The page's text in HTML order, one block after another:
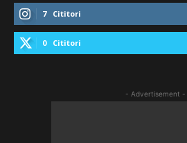
7 Cititori
0 Cititori
- Advertisement -